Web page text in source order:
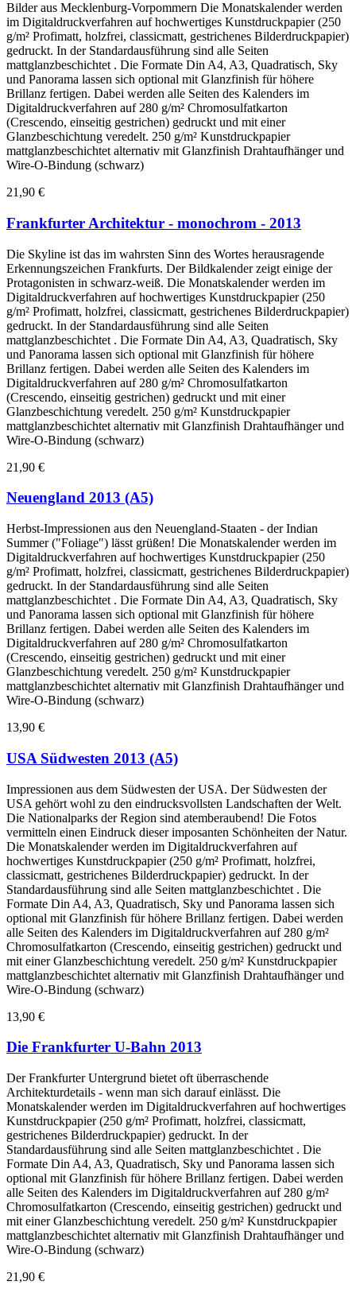
Bilder aus Mecklenburg-Vorpommern Die Monatskalender werden
im Digitaldruckverfahren auf hochwertiges Kunstdruckpapier (250
g/m² Profimatt, holzfrei, classicmatt, gestrichenes Bilderdruckpapier)
gedruckt. In der Standardausführung sind alle Seiten
mattglanzbeschichtet . Die Formate Din A4, A3, Quadratisch, Sky
und Panorama lassen sich optional mit Glanzfinish für höhere
Brillanz fertigen. Dabei werden alle Seiten des Kalenders im
Digitaldruckverfahren auf 280 g/m² Chromosulfatkarton
(Crescendo, einseitig gestrichen) gedruckt und mit einer
Glanzbeschichtung veredelt. 250 g/m² Kunstdruckpapier
mattglanzbeschichtet alternativ mit Glanzfinish Drahtaufhänger und
Wire-O-Bindung (schwarz)
21,90 €
Frankfurter Architektur - monochrom - 2013
Die Skyline ist das im wahrsten Sinn des Wortes herausragende
Erkennungszeichen Frankfurts. Der Bildkalender zeigt einige der
Protagonisten in schwarz-weiß. Die Monatskalender werden im
Digitaldruckverfahren auf hochwertiges Kunstdruckpapier (250
g/m² Profimatt, holzfrei, classicmatt, gestrichenes Bilderdruckpapier)
gedruckt. In der Standardausführung sind alle Seiten
mattglanzbeschichtet . Die Formate Din A4, A3, Quadratisch, Sky
und Panorama lassen sich optional mit Glanzfinish für höhere
Brillanz fertigen. Dabei werden alle Seiten des Kalenders im
Digitaldruckverfahren auf 280 g/m² Chromosulfatkarton
(Crescendo, einseitig gestrichen) gedruckt und mit einer
Glanzbeschichtung veredelt. 250 g/m² Kunstdruckpapier
mattglanzbeschichtet alternativ mit Glanzfinish Drahtaufhänger und
Wire-O-Bindung (schwarz)
21,90 €
Neuengland 2013 (A5)
Herbst-Impressionen aus den Neuengland-Staaten - der Indian
Summer ("Foliage") lässt grüßen! Die Monatskalender werden im
Digitaldruckverfahren auf hochwertiges Kunstdruckpapier (250
g/m² Profimatt, holzfrei, classicmatt, gestrichenes Bilderdruckpapier)
gedruckt. In der Standardausführung sind alle Seiten
mattglanzbeschichtet . Die Formate Din A4, A3, Quadratisch, Sky
und Panorama lassen sich optional mit Glanzfinish für höhere
Brillanz fertigen. Dabei werden alle Seiten des Kalenders im
Digitaldruckverfahren auf 280 g/m² Chromosulfatkarton
(Crescendo, einseitig gestrichen) gedruckt und mit einer
Glanzbeschichtung veredelt. 250 g/m² Kunstdruckpapier
mattglanzbeschichtet alternativ mit Glanzfinish Drahtaufhänger und
Wire-O-Bindung (schwarz)
13,90 €
USA Südwesten 2013 (A5)
Impressionen aus dem Südwesten der USA. Der Südwesten der
USA gehört wohl zu den eindrucksvollsten Landschaften der Welt.
Die Nationalparks der Region sind atemberaubend! Die Fotos
vermitteln einen Eindruck dieser imposanten Schönheiten der Natur.
Die Monatskalender werden im Digitaldruckverfahren auf
hochwertiges Kunstdruckpapier (250 g/m² Profimatt, holzfrei,
classicmatt, gestrichenes Bilderdruckpapier) gedruckt. In der
Standardausführung sind alle Seiten mattglanzbeschichtet . Die
Formate Din A4, A3, Quadratisch, Sky und Panorama lassen sich
optional mit Glanzfinish für höhere Brillanz fertigen. Dabei werden
alle Seiten des Kalenders im Digitaldruckverfahren auf 280 g/m²
Chromosulfatkarton (Crescendo, einseitig gestrichen) gedruckt und
mit einer Glanzbeschichtung veredelt. 250 g/m² Kunstdruckpapier
mattglanzbeschichtet alternativ mit Glanzfinish Drahtaufhänger und
Wire-O-Bindung (schwarz)
13,90 €
Die Frankfurter U-Bahn 2013
Der Frankfurter Untergrund bietet oft überraschende
Architekturdetails - wenn man sich darauf einlässt. Die
Monatskalender werden im Digitaldruckverfahren auf hochwertiges
Kunstdruckpapier (250 g/m² Profimatt, holzfrei, classicmatt,
gestrichenes Bilderdruckpapier) gedruckt. In der
Standardausführung sind alle Seiten mattglanzbeschichtet . Die
Formate Din A4, A3, Quadratisch, Sky und Panorama lassen sich
optional mit Glanzfinish für höhere Brillanz fertigen. Dabei werden
alle Seiten des Kalenders im Digitaldruckverfahren auf 280 g/m²
Chromosulfatkarton (Crescendo, einseitig gestrichen) gedruckt und
mit einer Glanzbeschichtung veredelt. 250 g/m² Kunstdruckpapier
mattglanzbeschichtet alternativ mit Glanzfinish Drahtaufhänger und
Wire-O-Bindung (schwarz)
21,90 €